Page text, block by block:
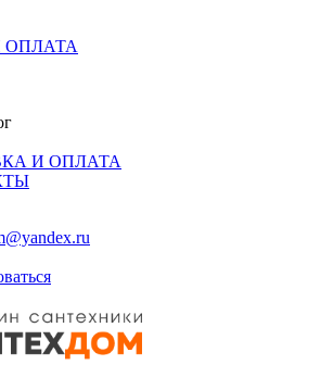
ОПЛАТА
И ОПЛАТА